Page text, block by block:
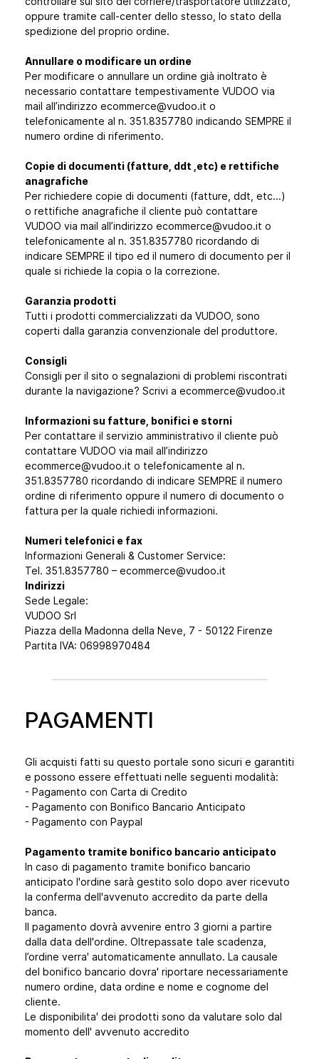
oppure tramite call-center dello stesso, lo stato della
spedizione del proprio ordine.
Annullare o modificare un ordine
Per modificare o annullare un ordine già inoltrato è
necessario contattare tempestivamente VUDOO via
mail all’indirizzo ecommerce@vudoo.it o
telefonicamente al n. 351.8357780 indicando SEMPRE il
numero ordine di riferimento.
Copie di documenti (fatture, ddt ,etc) e rettifiche
anagrafiche
Per richiedere copie di documenti (fatture, ddt, etc...)
o rettifiche anagrafiche il cliente può contattare
VUDOO via mail all’indirizzo ecommerce@vudoo.it o
telefonicamente al n. 351.8357780 ricordando di
indicare SEMPRE il tipo ed il numero di documento per il
quale si richiede la copia o la correzione.
Garanzia prodotti
Tutti i prodotti commercializzati da VUDOO, sono
coperti dalla garanzia convenzionale del produttore.
Consigli
Consigli per il sito o segnalazioni di problemi riscontrati
durante la navigazione? Scrivi a ecommerce@vudoo.it
Informazioni su fatture, bonifici e storni
Per contattare il servizio amministrativo il cliente può
contattare VUDOO via mail all’indirizzo
ecommerce@vudoo.it o telefonicamente al n.
351.8357780 ricordando di indicare SEMPRE il numero
ordine di riferimento oppure il numero di documento o
fattura per la quale richiedi informazioni.
Numeri telefonici e fax
Informazioni Generali & Customer Service:
Tel. 351.8357780 – ecommerce@vudoo.it
Indirizzi
Sede Legale:
VUDOO Srl
Piazza della Madonna della Neve, 7 - 50122 Firenze
Partita IVA: 06998970484
PAGAMENTI
Gli acquisti fatti su questo portale sono sicuri e garantiti
e possono essere effettuati nelle seguenti modalità:
- Pagamento con Carta di Credito
- Pagamento con Bonifico Bancario Anticipato
- Pagamento con Paypal
Pagamento tramite bonifico bancario anticipato
In caso di pagamento tramite bonifico bancario
anticipato l'ordine sarà gestito solo dopo aver ricevuto
la conferma dell'avvenuto accredito da parte della
banca.
Il pagamento dovrà avvenire entro 3 giorni a partire
dalla data dell'ordine. Oltrepassate tale scadenza,
l’ordine verra' automaticamente annullato. La causale
del bonifico bancario dovra' riportare necessariamente
numero ordine, data ordine e nome e cognome del
cliente.
Le disponibilita' dei prodotti sono da valutare solo dal
momento dell' avvenuto accredito